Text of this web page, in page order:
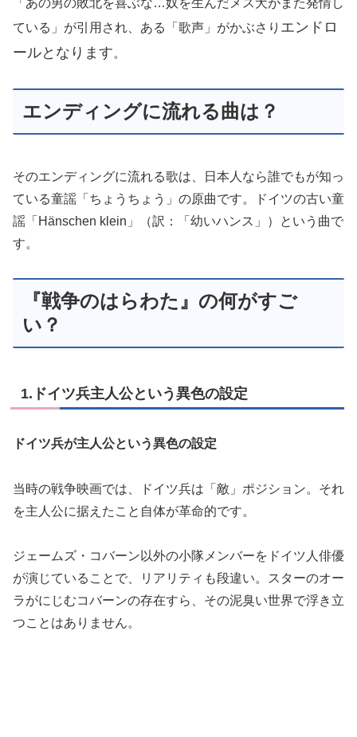
「あの男の敗北を喜ぶな…奴を生んだメス犬がまた発情し
ている」が引用され、ある「歌声」がかぶさり エンドロ
ールとなります。
エンディングに流れる曲は？
そのエンディングに流れる歌は、日本人なら誰でもが知っ
ている童謡「ちょうちょう」の原曲です。ドイツの古い童
謡「Hänschen klein」（訳：「幼いハンス」）という曲で
す。
『戦争のはらわた』の何がすご
い？
1.ドイツ兵主人公という異色の設定
ドイツ兵が主人公という異色の設定
当時の戦争映画では、ドイツ兵は「敵」ポジション。それ
を主人公に据えたこと自体が革命的です。
ジェームズ・コバーン以外の小隊メンバーをドイツ人俳優
が演じていることで、リアリティも段違い。スターのオー
ラがにじむコバーンの存在すら、その泥臭い世界で浮き立
つことはありません。